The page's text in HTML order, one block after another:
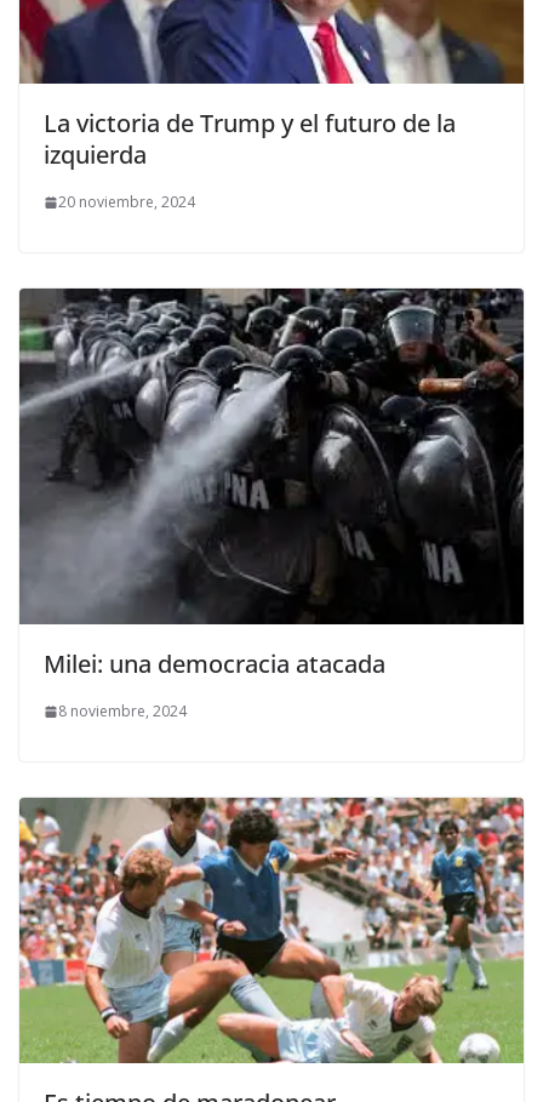
La victoria de Trump y el futuro de la
izquierda
20 noviembre, 2024
Milei: una democracia atacada
8 noviembre, 2024